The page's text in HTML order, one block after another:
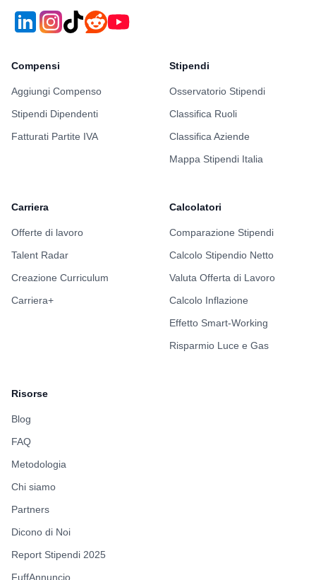
Compensi
Aggiungi Compenso
Stipendi Dipendenti
Fatturati Partite IVA
Stipendi
Osservatorio Stipendi
Classifica Ruoli
Classifica Aziende
Mappa Stipendi Italia
Carriera
Offerte di lavoro
Talent Radar
Creazione Curriculum
Carriera+
Calcolatori
Comparazione Stipendi
Calcolo Stipendio Netto
Valuta Offerta di Lavoro
Calcolo Inflazione
Effetto Smart-Working
Risparmio Luce e Gas
Risorse
Blog
FAQ
Metodologia
Chi siamo
Partners
Dicono di Noi
Report Stipendi 2025
FuffAnnuncio